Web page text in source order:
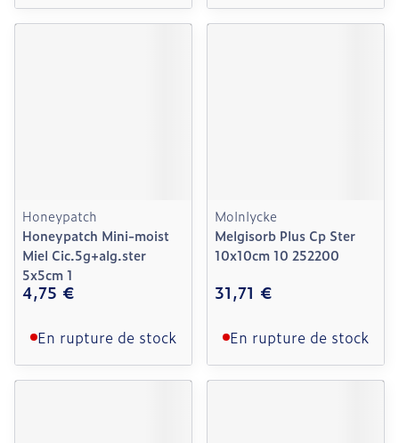
Honeypatch
Honeypatch Mini-moist
Miel Cic.5g+alg.ster
5x5cm 1
4,75 €
En rupture de stock
Molnlycke
Melgisorb Plus Cp Ster
10x10cm 10 252200
31,71 €
En rupture de stock